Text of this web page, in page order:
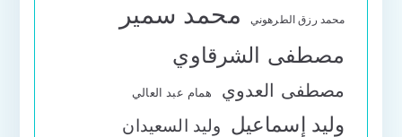
محمد رزق الطرهوني محمد سمير
مصطفى الشرقاوي
مصطفى العدوي همام عبد العالي
وليد إسماعيل وليد السعيدان